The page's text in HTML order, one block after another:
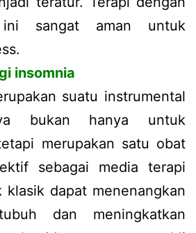
sangat aman untuk
insomnia
suatu instrumental
bukan hanya untuk
merupakan satu obat
sebagai media terapi
klasik dapat menenangkan
dan meningkatkan